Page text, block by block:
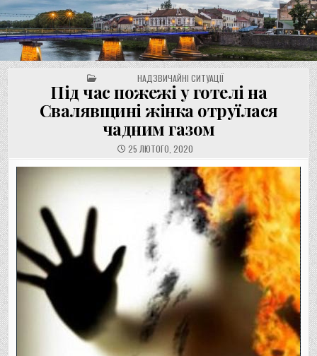
Перейти
до
вмісту
UNGVAR.UZ.UA
POSTED INНАДЗВИЧАЙНІ СИТУАЦІЇ
Під час пожежі у готелі на
Свалявщині жінка отруїлася
чадним газом
25 ЛЮТОГО, 2020